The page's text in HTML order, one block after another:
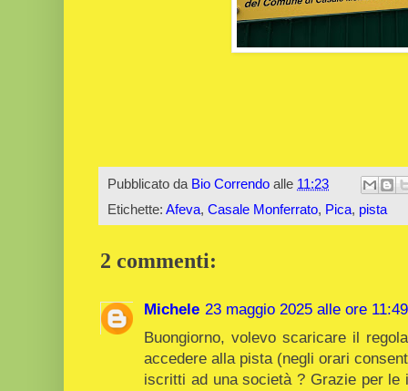
Pubblicato da Bio Correndo alle 11:23
Etichette: Afeva, Casale Monferrato, Pica, pista
2 commenti:
Michele 23 maggio 2025 alle ore 11:49
Buongiorno, volevo scaricare il
accedere alla pista (negli orari
iscritti ad una società ? Grazie per